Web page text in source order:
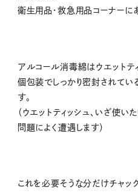
衛生用品・救急用品コーナーにあ
アルコール消毒綿はウエットテ
個包装でしっかり密封されてい
す。
（ウエットティッシュ、いざ使
問題によく遭遇します）
これを必要そうな分だけチャッ